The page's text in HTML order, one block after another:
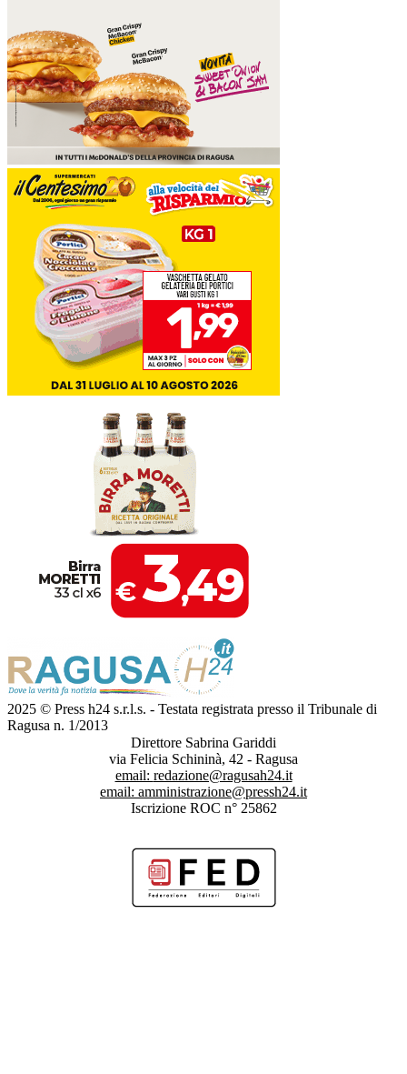
2025 © Press h24 s.r.l.s. - Testata registrata presso il Tribunale di
Ragusa n. 1/2013
Direttore Sabrina Gariddi
via Felicia Schininà, 42 - Ragusa
email: redazione@ragusah24.it
email: amministrazione@pressh24.it
Iscrizione ROC n° 25862